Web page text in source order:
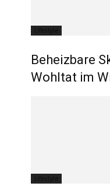
Beheizbare
Wohltat im